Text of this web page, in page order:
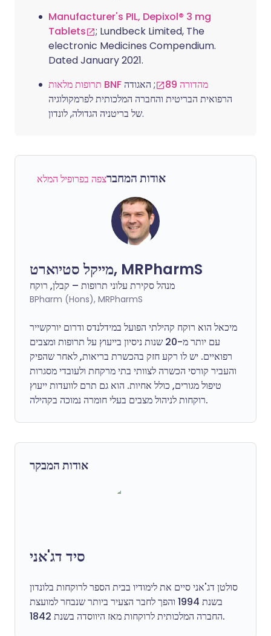
Manufacturer's PIL, Depixol® 3 mg
Tablets
; Lundbeck Limited, The
electronic Medicines Compendium.
Dated January 2021.
תרופות מלאות BNF מהדורה 89
; האגודה
הרפואית הבריטית והחברה המלכותית לפרמקולוגיה
של בריטניה הגדולה, לונדון.
אודות המחברצפה בפרופיל המלא
מייקל סטיוארט, MRPharmS
מנהל סקירת עלוני תרופות – קבלן, רוקח
BPharm (Hons), MRPharmS
מיכאל הוא רוקח קהילתי הפועל במידלנדס ודרום יורקשייר
עם יותר מ-20 שנות ניסיון בייעוץ על תרופות ומצבים
רפואיים. יש לו רקע חזק בהכשרת בריאות, לאחר שהפיק
והעביר קורסי הכשרה לצוותי בתי מרקחת ולעובדי מסגרות
טיפול מגורים, כולל אחיות. הוא גם תרם לוועדות ייעוץ
רוקחות לניהול מצבים בעלי חומרה נמוכה בקהילה.
אודות המבקר
סיד דג'אני
סולטן דג'אני סיים את לימודיו בבית הספר לרוקחות בלונדון
בשנת 1994 והפך לחבר הצעיר ביותר שנבחר למועצת
החברה המלכותית לרוקחות מאז היווסדה בשנת 1842.